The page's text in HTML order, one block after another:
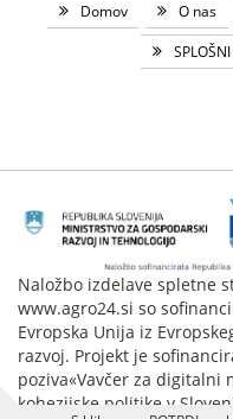
Domov O nas
Naložbo izdelave spletne
www.agro24.si so
Evropska Unija iz
razvoj. Projekt je
poziva«Vavčer za digitalni
kohezijske politike v